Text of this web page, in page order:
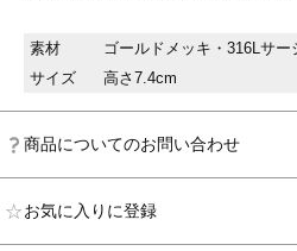
素材
ゴールドメッキ・316Lサ
サイズ
高さ7.4cm
商品についてのお問い合わせ
お気に入りに登録